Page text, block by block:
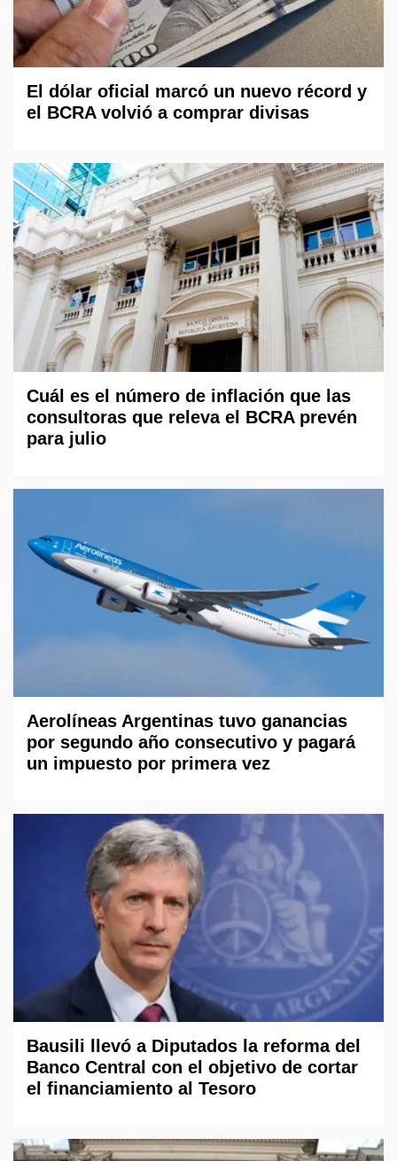
El dólar oficial marcó un nuevo récord y
el BCRA volvió a comprar divisas
Cuál es el número de inflación que las
consultoras que releva el BCRA prevén
para julio
Aerolíneas Argentinas tuvo ganancias
por segundo año consecutivo y pagará
un impuesto por primera vez
Bausili llevó a Diputados la reforma del
Banco Central con el objetivo de cortar
el financiamiento al Tesoro